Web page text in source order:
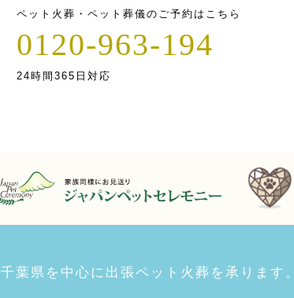
ペット火葬・ペット葬儀のご予約はこちら
0120-963-194
24時間365日対応
千葉県を中心に出張ペット火葬を承ります。